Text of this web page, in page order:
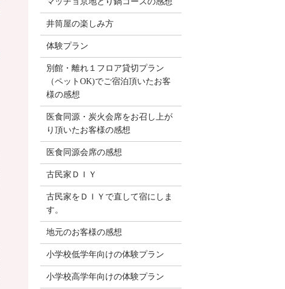
井筒屋の楽しみ方
体験プラン
別館・離れ１フロア貸切プラン
（ペットOK)でご宿泊頂いたお客
様の感想
医食同源・炭火会席をお召し上が
り頂いたお客様の感想
医食同源会席の感想
古民家ＤＩＹ
古民家をＤＩＹで直して宿にしま
す。
地元のお客様の感想
小学校低学年向けの体験プラン
小学校高学年向けの体験プラン